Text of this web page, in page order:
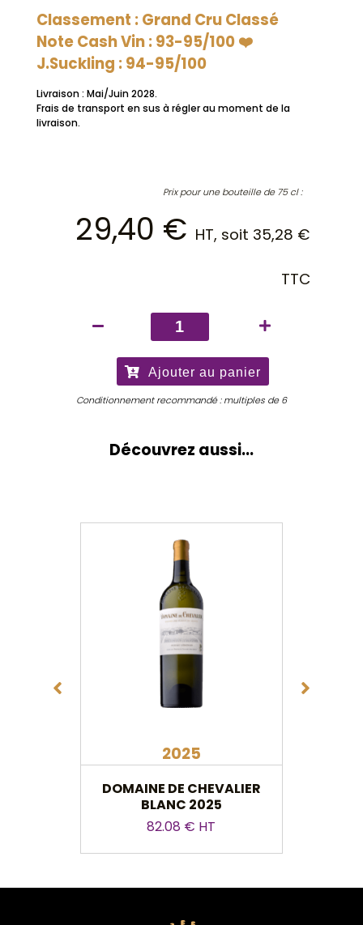
Classement : Grand Cru Classé
Note Cash Vin : 93-95/100 ❤️
J.Suckling : 94-95/100
Livraison : Mai/Juin 2028.
Frais de transport en sus à régler au moment de la
livraison.
Prix pour une bouteille de 75 cl :
29,40 € HT, soit 35,28 €
TTC
quantité
de
Château
Carbonnieux
blanc
Ajouter au panier
Conditionnement recommandé : multiples de 6
Découvrez aussi...
2025
DOMAINE DE CHEVALIER
BLANC 2025
82.08 € HT